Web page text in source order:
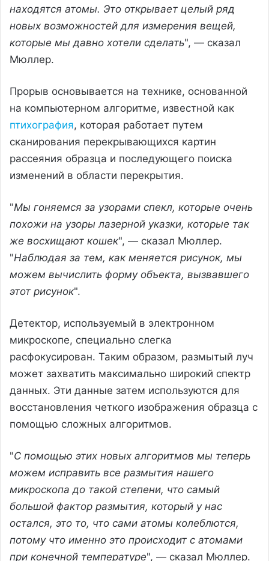
находятся атомы. Это открывает целый ряд
новых возможностей для измерения вещей,
которые мы давно хотели сделать", — сказал
Мюллер.
Прорыв основывается на технике, основанной
на компьютерном алгоритме, известной как
птихография, которая работает путем
сканирования перекрывающихся картин
рассеяния образца и последующего поиска
изменений в области перекрытия.
"Мы гоняемся за узорами спекл, которые очень
похожи на узоры лазерной указки, которые так
же восхищают кошек", — сказал Мюллер.
"Наблюдая за тем, как меняется рисунок, мы
можем вычислить форму объекта, вызвавшего
этот рисунок".
Детектор, используемый в электронном
микроскопе, специально слегка
расфокусирован. Таким образом, размытый луч
может захватить максимально широкий спектр
данных. Эти данные затем используются для
восстановления четкого изображения образца с
помощью сложных алгоритмов.
"С помощью этих новых алгоритмов мы теперь
можем исправить все размытия нашего
микроскопа до такой степени, что самый
большой фактор размытия, который у нас
остался, это то, что сами атомы колеблются,
потому что именно это происходит с атомами
при конечной температуре", — сказал Мюллер.